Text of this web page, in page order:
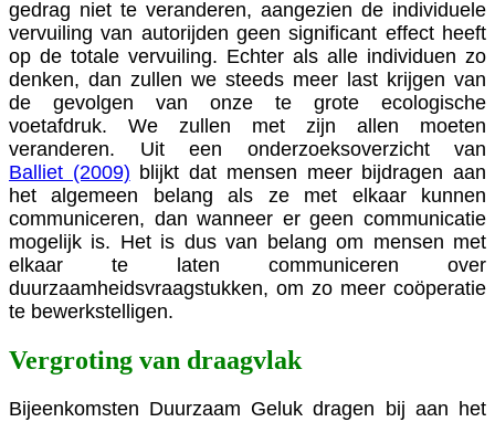
gedrag niet te veranderen, aangezien de individuele
vervuiling van autorijden geen significant effect heeft
op de totale vervuiling. Echter als alle individuen zo
denken, dan zullen we steeds meer last krijgen van
de gevolgen van onze te grote ecologische
voetafdruk. We zullen met zijn allen moeten
veranderen. Uit een onderzoeksoverzicht van
Balliet (2009) blijkt dat mensen meer bijdragen aan
het algemeen belang als ze met elkaar kunnen
communiceren, dan wanneer er geen communicatie
mogelijk is. Het is dus van belang om mensen met
elkaar te laten communiceren over
duurzaamheidsvraagstukken, om zo meer coöperatie
te bewerkstelligen.
Vergroting van draagvlak
Bijeenkomsten Duurzaam Geluk dragen bij aan het